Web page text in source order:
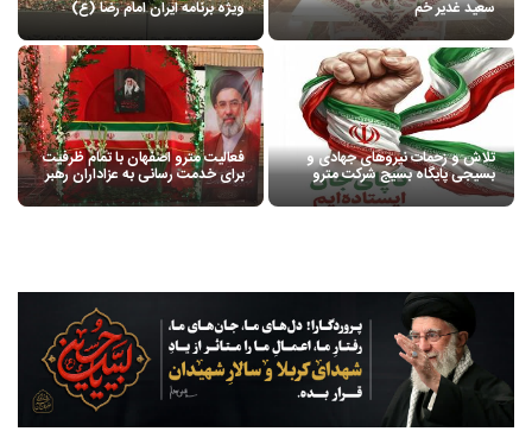
سعید غدیر خم ویژه برنامه ایران امام رضا (ع)
تلاش و زحمات نیروهای جهادی و
بسیجی پایگاه بسیج شرکت مترو
منطقه اصفهان برای بازسازی
دبیرستان دخترانه بهشت آیین که در
فعالیت مترو اصفهان با تمام ظرفیت
برای خدمت رسانی به عزاداران رهبر
شهید انقلاب اسلامی ایران حضرت
آیت الله العظمی امام سید علی خامنه